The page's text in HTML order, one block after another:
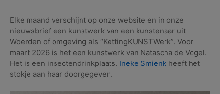
Elke maand verschijnt op onze website en in onze
nieuwsbrief een kunstwerk van een kunstenaar uit
Woerden of omgeving als “KettingKUNSTWerk”. Voor
maart 2026 is het een kunstwerk van Natascha de Vogel.
Het is een insectendrinkplaats. Ineke Smienk heeft het
stokje aan haar doorgegeven.